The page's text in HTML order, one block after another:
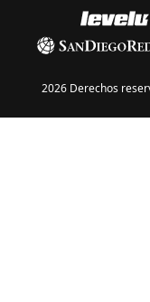
2026 Derechos